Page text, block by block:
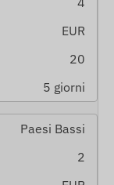
EUR
20
5 giorni
Paesi Bassi
2